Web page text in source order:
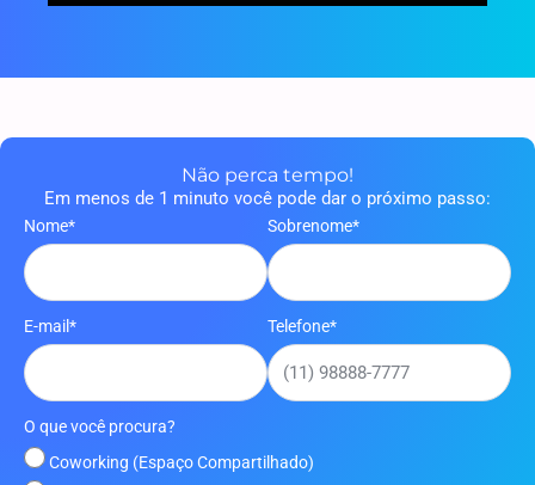
Não perca tempo!
Em menos de 1 minuto você pode dar o próximo passo:
Nome* Sobrenome*
E-mail* Telefone*
O que você procura?
Coworking (Espaço Compartilhado)